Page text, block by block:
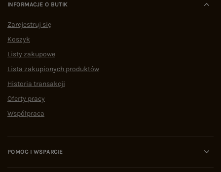
INFORMACJE O BUTIK
Zarejestruj się
Koszyk
Listy zakupowe
Lista zakupionych produktów
Historia transakcji
Oferty pracy
Współpraca
POMOC I WSPARCIE